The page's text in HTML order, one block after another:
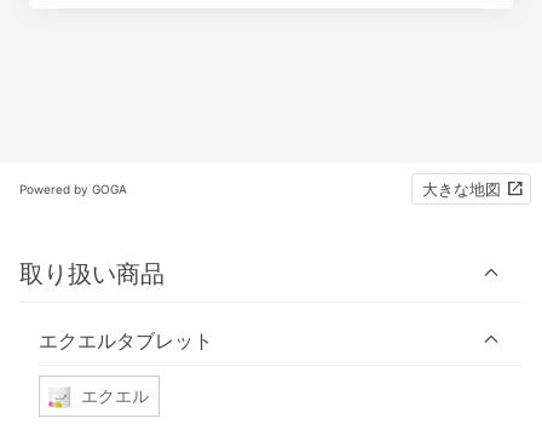
Powered by GOGA 大きな地図
取り扱い商品
エクエルタブレット
エクエル